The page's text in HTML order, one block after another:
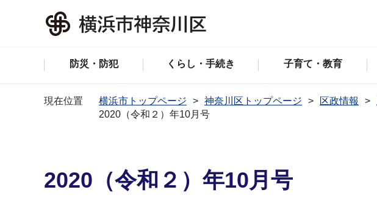
防災・防犯 くらし・手続き 子育て・教育
現在位置 横浜市トップページ 神奈川区トップページ 区政情報
2020（令和２）年10月号
2020（令和２）年10月号